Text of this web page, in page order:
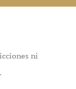
ni